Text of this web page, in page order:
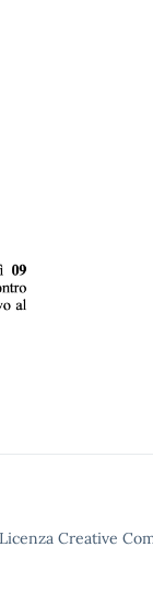
Creative